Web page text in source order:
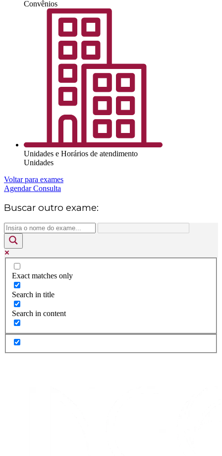
Convênios
Unidades e Horários de atendimento
Unidades
Voltar para exames
Agendar Consulta
Buscar outro exame:
Exact matches only
Search in title
Search in content